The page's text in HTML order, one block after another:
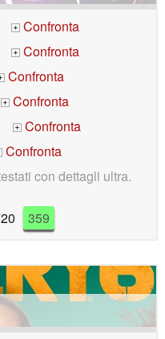
+
Confronta
+
Confronta
Confronta
+
Confronta
+
Confronta
Confronta
con dettagli ultra.
359